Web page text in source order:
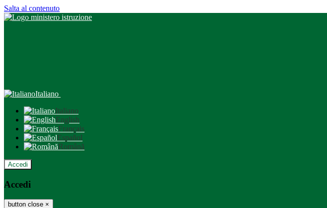
Salta al contenuto
Italiano
Italiano
English
Français
Español
Română
Accedi
Accedi
button close ×